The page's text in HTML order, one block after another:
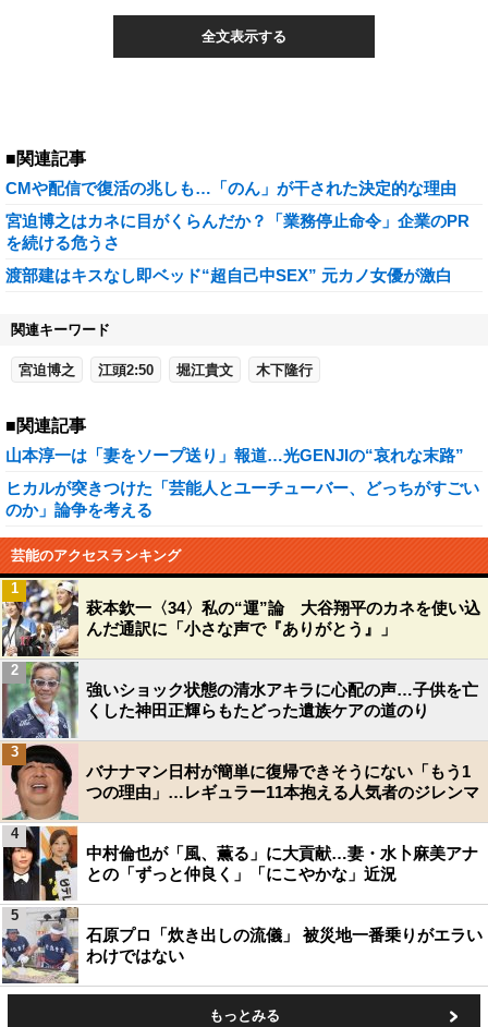
全文表示する
■関連記事
CMや配信で復活の兆しも…「のん」が干された決定的な理由
宮迫博之はカネに目がくらんだか？「業務停止命令」企業のPR
を続ける危うさ
渡部建はキスなし即ベッド“超自己中SEX” 元カノ女優が激白
関連キーワード
宮迫博之 江頭2:50 堀江貴文 木下隆行
■関連記事
山本淳一は「妻をソープ送り」報道…光GENJIの“哀れな末路”
ヒカルが突きつけた「芸能人とユーチューバー、どっちがすごい
のか」論争を考える
芸能のアクセスランキング
萩本欽一〈34〉私の“運”論 大谷翔平のカネを使い込
んだ通訳に「小さな声で『ありがとう』」
1
強いショック状態の清水アキラに心配の声…子供を亡
くした神田正輝らもたどった遺族ケアの道のり
2
バナナマン日村が簡単に復帰できそうにない「もう1
つの理由」…レギュラー11本抱える人気者のジレンマ
3
中村倫也が「風、薫る」に大貢献…妻・水卜麻美アナ
との「ずっと仲良く」「にこやかな」近況
4
石原プロ「炊き出しの流儀」 被災地一番乗りがエラい
わけではない
5
もっとみる